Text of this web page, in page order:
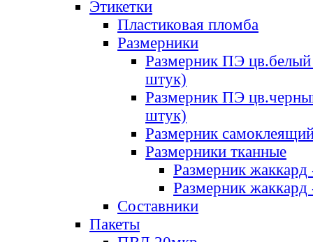
Этикетки
Пластиковая пломба
Размерники
Размерник ПЭ цв.белый
штук)
Размерник ПЭ
штук)
Размерник
Размерники тканные
Размерник
Размерник
Составники
Пакеты